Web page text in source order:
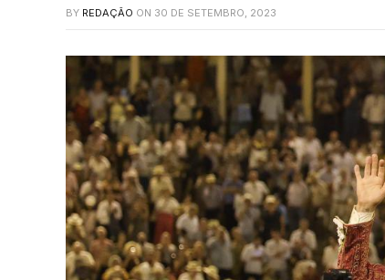
BY REDAÇÃO ON 30 DE SETEMBRO, 2023